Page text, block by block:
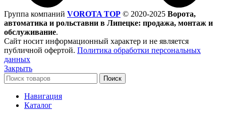
Группа компаний VOROTA TOP © 2020-2025 Ворота,
автоматика и рольставни в Липецке: продажа, монтаж и
обслуживание.
Сайт носит информационный характер и не является
публичной офертой. Политика обработки персональных
данных
Закрыть
Поиск
Навигация
Каталог